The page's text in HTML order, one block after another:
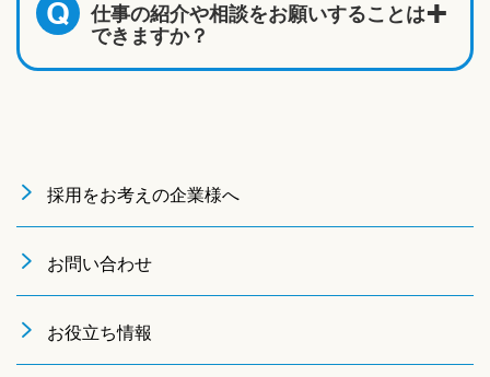
Q 仕事の紹介や相談をお願いすることは
できますか？
採用をお考えの企業様へ
お問い合わせ
お役立ち情報